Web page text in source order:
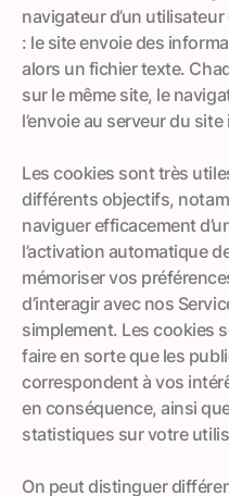
navigateur d’un
: le site envoie des
alors un fichier texte.
sur le même site, le
l’envoie au serveur du
Les cookies sont très
différents objectifs,
naviguer efficacement
l’activation automatique
mémoriser vos
d’interagir avec nos
simplement. Les cookies
faire en sorte que les
correspondent à vos
en conséquence, ainsi
statistiques sur votre
On peut distinguer